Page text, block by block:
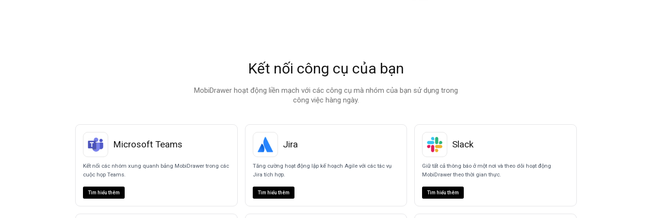
Kết nối công cụ của bạn
MobiDrawer hoạt động liền mạch với các công cụ mà nhóm của bạn sử dụng trong
công việc hàng ngày.
Microsoft Teams
Kết nối các nhóm xung quanh bảng MobiDrawer trong các
cuộc họp Teams.
Tìm hiểu thêm
Jira
Tăng cường hoạt động lập kế hoạch Agile với các tác vụ
Jira tích hợp.
Tìm hiểu thêm
Slack
Giữ tất cả thông báo ở một nơi và theo dõi hoạt động
MobiDrawer theo thời gian thực.
Tìm hiểu thêm